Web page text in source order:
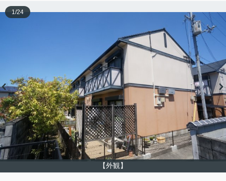
【外観】
1/24